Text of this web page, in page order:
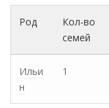
Род
Кол-во
семей
Ильи
н
1